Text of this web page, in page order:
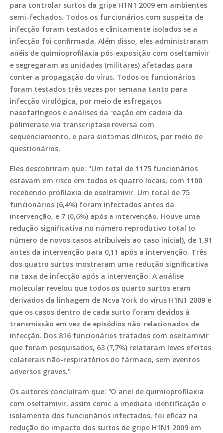
para controlar surtos da gripe H1N1 2009 em ambientes
semi-fechados. Todos os funcionários com suspeita de
infecção foram testados e clinicamente isolados se a
infecção foi confirmada. Além disso, eles administraram
anéis de quimioprofilaxia pós-exposição com oseltamivir
e segregaram as unidades (militares) afetadas para
conter a propagação do vírus. Todos os funcionários
foram testados três vezes por semana tanto para
infecção virológica, por meio de esfregaços
nasofaríngeos e análises da reação em cadeia da
polimerase via transcriptase reversa com
sequenciamento, e para sintomas clínicos, por meio de
questionários.
Eles descobriram que: "Um total de 1175 funcionários
estavam em risco em todos os quatro locais, com 1100
recebendo profilaxia de oseltamivir. Um total de 75
funcionários (6,4%) foram infectados antes da
intervenção, e 7 (0,6%) após a intervenção. Houve uma
redução significativa no número reprodutivo total (o
número de novos casos atribuíveis ao caso inicial), de 1,91
antes da intervenção para 0,11 após a intervenção. Três
dos quatro surtos mostraram uma redução significativa
na taxa de infecção após a intervenção. A análise
molecular revelou que todos os quarto surtos eram
derivados da linhagem de Nova York do vírus H1N1 2009 e
que os casos dentro de cada surto foram devidos à
transmissão em vez de episódios não-relacionados de
infecção. Dos 816 funcionários tratados com oseltamivir
que foram pesquisados, 63 (7,7%) relataram leves efeitos
colaterais não-respiratórios do fármaco, sem eventos
adversos graves."
Os autores concluíram que: "O anel de quimioprofilaxia
com oseltamivir, assim como a imediata identificação e
isolamento dos funcionários infectados, foi eficaz na
redução do impacto dos surtos de gripe H1N1 2009 em